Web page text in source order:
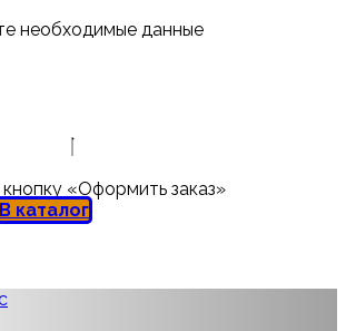
необходимые данные
«Оформить заказ»
В каталог